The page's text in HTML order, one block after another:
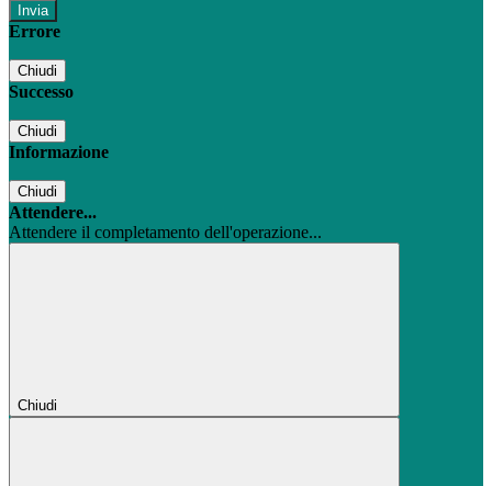
Errore
Chiudi
Successo
Chiudi
Informazione
Chiudi
Attendere...
Attendere il completamento dell'operazione...
Chiudi